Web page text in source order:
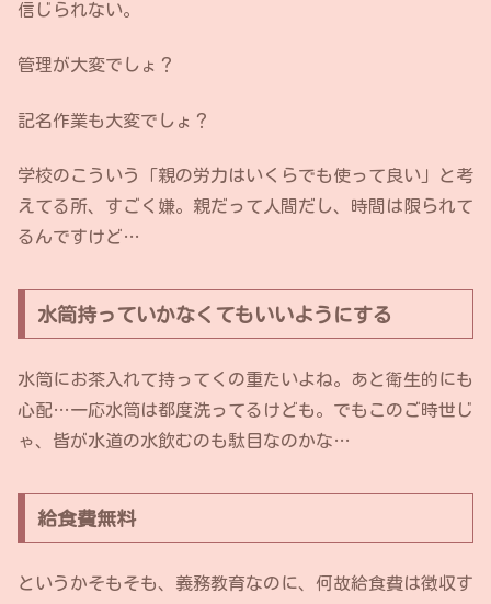
信じられない。
管理が大変でしょ？
記名作業も大変でしょ？
学校のこういう「親の労力はいくらでも使って良い」と考
えてる所、すごく嫌。親だって人間だし、時間は限られて
るんですけど…
水筒持っていかなくてもいいようにする
水筒にお茶入れて持ってくの重たいよね。あと衛生的にも
心配…一応水筒は都度洗ってるけども。でもこのご時世じ
ゃ、皆が水道の水飲むのも駄目なのかな…
給食費無料
というかそもそも、義務教育なのに、何故給食費は徴収す